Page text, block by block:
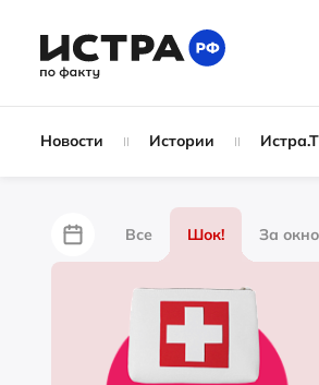
Новости Истории
Все Шок! За
За забором Не по лжи!
Партнёрский материал